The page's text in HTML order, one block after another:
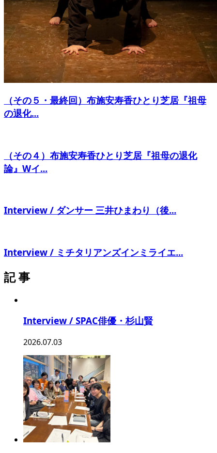
（その５・最終回）布施安寿香ひとり芝居『祖母
の退化...
（その４）布施安寿香ひとり芝居『祖母の退化
論』Wイ...
Interview / ダンサー 三井ひまわり（後...
Interview / ミチタリアンズインミライエ...
記 事
Interview / SPAC俳優・杉山賢
2026.07.03